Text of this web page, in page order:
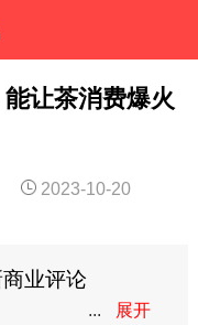
让茶消费爆火
2023-10-20
业评论